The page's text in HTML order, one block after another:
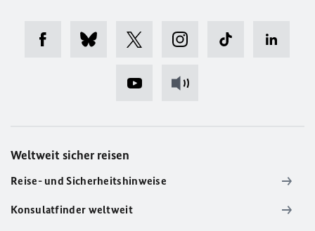
Weltweit sicher reisen
Reise- und Sicherheitshinweise
Konsulatfinder weltweit